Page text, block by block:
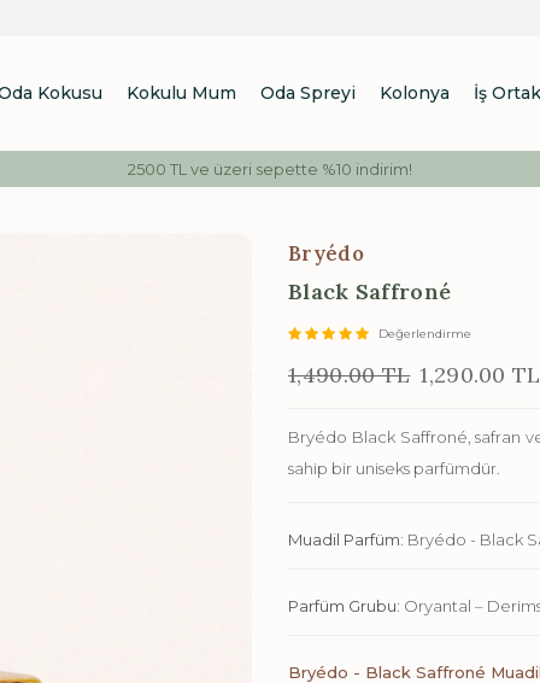
Kokusu Kokulu Mum Oda Spreyi Kolonya İş
2500 TL ve üzeri sepette %10 indirim!
Bryédo
Black Saffroné
Değerlendirme
1,490.00 TL 1,290.00 TL
Bryédo Black Saffroné, safran
sahip bir uniseks parfümdür.
Muadil Parfüm: Bryédo - Black
Parfüm Grubu: Oryantal –
Bryédo - Black Saffroné